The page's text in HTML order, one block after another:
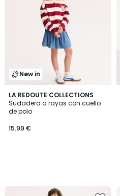
New in
LA REDOUTE COLLECTIONS
Sudadera a rayas con cuello
de polo
15.99 €